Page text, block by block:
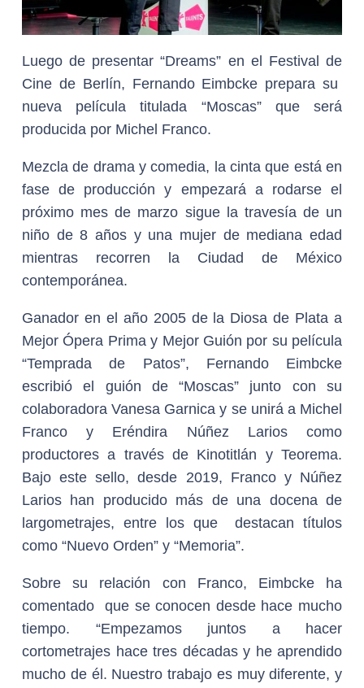
Luego de presentar “Dreams” en el Festival de
Cine de Berlín, Fernando Eimbcke prepara su
nueva película titulada “Moscas” que será
producida por Michel Franco.
Mezcla de drama y comedia, la cinta que está en
fase de producción y empezará a rodarse el
próximo mes de marzo sigue la travesía de un
niño de 8 años y una mujer de mediana edad
mientras recorren la Ciudad de México
contemporánea.
Ganador en el año 2005 de la Diosa de Plata a
Mejor Ópera Prima y Mejor Guión por su película
“Temprada de Patos”, Fernando Eimbcke
escribió el guión de “Moscas” junto con su
colaboradora Vanesa Garnica y se unirá a Michel
Franco y Eréndira Núñez Larios como
productores a través de Kinotitlán y Teorema.
Bajo este sello, desde 2019, Franco y Núñez
Larios han producido más de una docena de
largometrajes, entre los que destacan títulos
como “Nuevo Orden” y “Memoria”.
Sobre su relación con Franco, Eimbcke ha
comentado que se conocen desde hace mucho
tiempo. “Empezamos juntos a hacer
cortometrajes hace tres décadas y he aprendido
mucho de él. Nuestro trabajo es muy diferente, y